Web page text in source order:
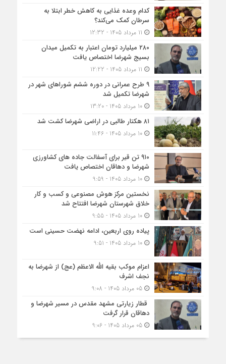
کدام وعده غذایی به کاهش خطر ابتلا به
سرطان کمک می‌کند؟
۲۸۰ میلیارد تومان اعتبار به تکمیل میدان
بسیج شهرضا اختصاص یافت
۹ طرح عمرانی در دوره ششم شوراهای شهر در
شهرضا تکمیل شد
10 مرداد 1405 - 13:20
۸۱ هکتار طالبی در اراضی شهرضا کشت شد
10 مرداد 1405 - 11:46
۹۱۰ تن قیر برای آسفالت جاده های کشاورزی
شهرضا و دهاقان اختصاص یافت
10 مرداد 1405 - 9:59
نخستین مرکز هوش مصنوعی و کسب‌ و کار
خلاق شهرستان شهرضا افتتاح شد
10 مرداد 1405 - 9:55
پیاده روی اربعین، ادامه نهضت حسینی است
10 مرداد 1405 - 9:51
اعزام موکب بقیه الله الاعظم (عج) از شهرضا به
نجف اشرف
05 مرداد 1405 - 9:08
قطار زیارتی مشهد مقدس در مسیر شهرضا و
دهاقان قرار گرفت
05 مرداد 1405 - 9:06